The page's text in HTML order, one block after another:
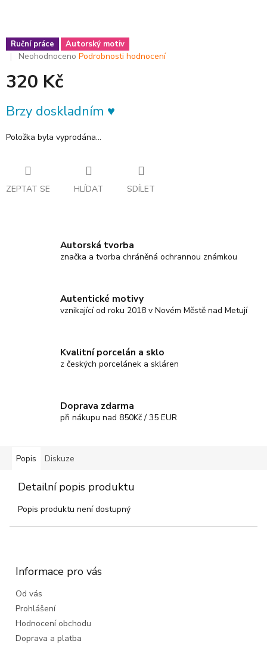
Ruční práce Autorský motiv
Průměrné
produktu
je
z
hvězdiček.
Neohodnoceno Podrobnosti hodnocení
320 Kč
cena:
Brzy doskladním ♥︎
Položka byla vyprodána…
ZEPTAT SE HLÍDAT SDÍLET
Autorská tvorba
značka a tvorba chráněná ochrannou známkou
Autentické motivy
vznikající od roku 2018 v Novém Městě nad Metují
Kvalitní porcelán a sklo
z českých porcelánek a skláren
Doprava zdarma
při nákupu nad 850Kč / 35 EUR
Popis Diskuze
Detailní popis produktu
Popis produktu není dostupný
Informace pro vás
Od vás
Prohlášení
Hodnocení obchodu
Doprava a platba